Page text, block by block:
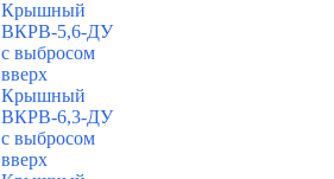
Крышный
ВКРВ-5,6-ДУ
с выбросом
вверх
Крышный
ВКРВ-6,3-ДУ
с выбросом
вверх